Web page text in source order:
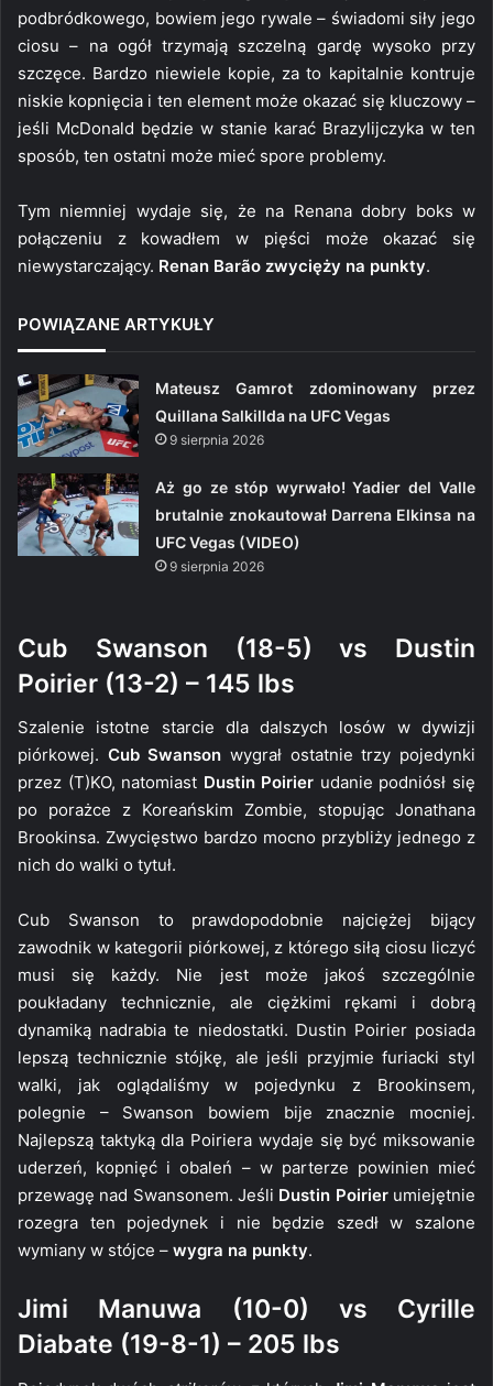
podbródkowego, bowiem jego rywale – świadomi siły jego
ciosu – na ogół trzymają szczelną gardę wysoko przy
szczęce. Bardzo niewiele kopie, za to kapitalnie kontruje
niskie kopnięcia i ten element może okazać się kluczowy –
jeśli McDonald będzie w stanie karać Brazylijczyka w ten
sposób, ten ostatni może mieć spore problemy.
Tym niemniej wydaje się, że na Renana dobry boks w
połączeniu z kowadłem w pięści może okazać się
niewystarczający. Renan Barão zwycięży na punkty.
POWIĄZANE ARTYKUŁY
Mateusz Gamrot zdominowany przez
Quillana Salkillda na UFC Vegas
9 sierpnia 2026
Aż go ze stóp wyrwało! Yadier del Valle
brutalnie znokautował Darrena Elkinsa na
UFC Vegas (VIDEO)
9 sierpnia 2026
Cub Swanson (18-5) vs Dustin
Poirier (13-2) – 145 lbs
Szalenie istotne starcie dla dalszych losów w dywizji
piórkowej. Cub Swanson wygrał ostatnie trzy pojedynki
przez (T)KO, natomiast Dustin Poirier udanie podniósł się
po porażce z Koreańskim Zombie, stopując Jonathana
Brookinsa. Zwycięstwo bardzo mocno przybliży jednego z
nich do walki o tytuł.
Cub Swanson to prawdopodobnie najciężej bijący
zawodnik w kategorii piórkowej, z którego siłą ciosu liczyć
musi się każdy. Nie jest może jakoś szczególnie
poukładany technicznie, ale ciężkimi rękami i dobrą
dynamiką nadrabia te niedostatki. Dustin Poirier posiada
lepszą technicznie stójkę, ale jeśli przyjmie furiacki styl
walki, jak oglądaliśmy w pojedynku z Brookinsem,
polegnie – Swanson bowiem bije znacznie mocniej.
Najlepszą taktyką dla Poiriera wydaje się być miksowanie
uderzeń, kopnięć i obaleń – w parterze powinien mieć
przewagę nad Swansonem. Jeśli Dustin Poirierumiejętnie
rozegra ten pojedynek i nie będzie szedł w szalone
wymiany w stójce – wygra na punkty.
Jimi Manuwa (10-0) vs Cyrille
Diabate (19-8-1) – 205 lbs